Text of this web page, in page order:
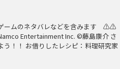
ムのネタバレなどを含みます ⚠⚠
Entertainment Inc. ©藤島康介 さ
！！ お借りしたレシピ：料理研究家